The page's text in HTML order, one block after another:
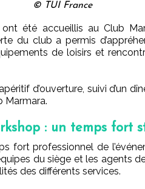
© TUI France
été accueillis au Club
du club a permis
de loisirs et
d’ouverture, suivi d’un
Marmara.
: un temps fort
fort professionnel de
du siège et les agents
des différents services.